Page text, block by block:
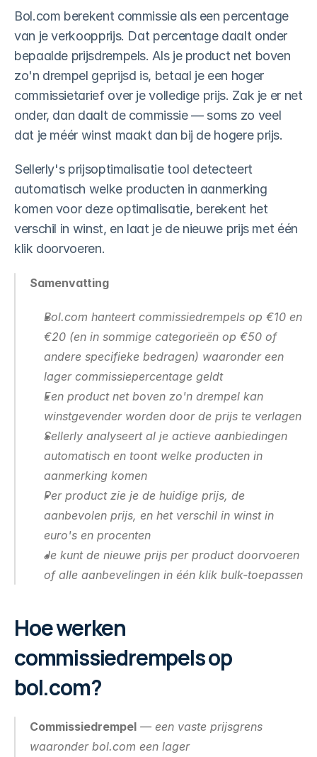
L
Tools
Content dashboard
Al je content één oogopslag
Zoekwoorden verkenner
Content assistent
Ranking tracker
Volg je product posities
Meldingen
24/7 op de hoogte
Meer reviews op autopiloot
Altijd op de hoogte
QR generator
Fysiek reviews verzamelen
Facturen automatiseren
Slimme winstcalculator
Bekijk alles ->
Bol.com berekent commissie als een percentage
van je verkoopprijs. Dat percentage daalt onder
bepaalde prijsdrempels. Als je product net boven
zo'n drempel geprijsd is, betaal je een hoger
commissietarief over je volledige prijs. Zak je er net
onder, dan daalt de commissie — soms zo veel
dat je méér winst maakt dan bij de hogere prijs.
Sellerly's prijsoptimalisatie tool detecteert
automatisch welke producten in aanmerking
komen voor deze optimalisatie, berekent het
verschil in winst, en laat je de nieuwe prijs met één
klik doorvoeren.
Samenvatting
Bol.com hanteert commissiedrempels op €10 en
€20 (en in sommige categorieën op €50 of
andere specifieke bedragen) waaronder een
lager commissiepercentage geldt
Een product net boven zo'n drempel kan
winstgevender worden door de prijs te verlagen
Sellerly analyseert al je actieve aanbiedingen
automatisch en toont welke producten in
aanmerking komen
Per product zie je de huidige prijs, de
aanbevolen prijs, en het verschil in winst in
euro's en procenten
Je kunt de nieuwe prijs per product doorvoeren
of alle aanbevelingen in één klik bulk-toepassen
Hoe werken
commissiedrempels op
bol.com?
Commissiedrempel — een vaste prijsgrens
waaronder bol.com een lager